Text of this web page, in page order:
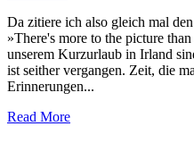
Da zitiere ich also gleich mal
»There's more to the picture
unserem Kurzurlaub in Irland
ist seither vergangen. Zeit, die
Erinnerungen...
Read More